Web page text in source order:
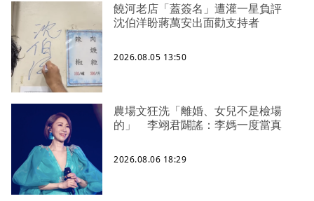
饒河老店「蓋簽名」遭灌一星負評
沈伯洋盼蔣萬安出面勸支持者
2026.08.05 13:50
農場文狂洗「離婚、女兒不是檢場
的」 李翊君闢謠：李媽一度當真
2026.08.06 18:29